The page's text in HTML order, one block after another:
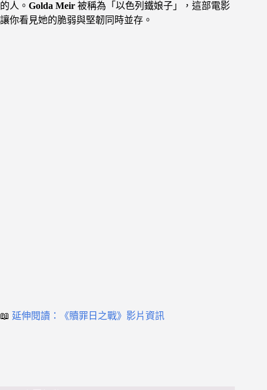
的人。 Golda Meir 被稱為「以色列鐵娘子」，這部電影
讓你看見她的脆弱與堅韌同時並存。
📖 延伸閱讀：《贖罪日之戰》影片資訊